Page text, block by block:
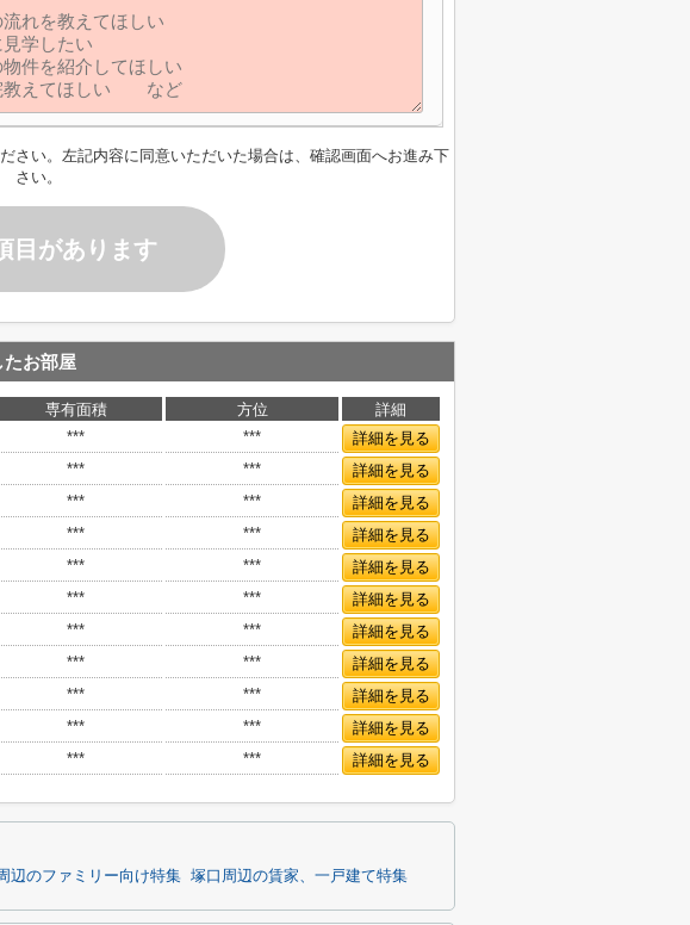
さい。左記内容に同意いただいた場合は、確認画面へお進み下
さい。
目があります
たお部屋
専有面積 方位
詳細
*** ***
詳細を見る
*** ***
詳細を見る
*** ***
詳細を見る
*** ***
詳細を見る
*** ***
詳細を見る
*** ***
詳細を見る
*** ***
詳細を見る
*** ***
詳細を見る
*** ***
詳細を見る
*** ***
詳細を見る
*** *** 詳細を見る
辺のファミリー向け特集 塚口周辺の賃家、一戸建て特集